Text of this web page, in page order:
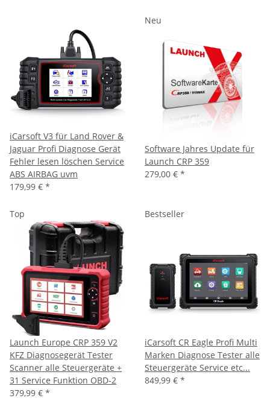
iCarsoft V3 für Land Rover &
Jaguar Profi Diagnose Gerät
Fehler lesen löschen Service
ABS AIRBAG uvm
179,99 € *
Neu
Software Jahres Update für
Launch CRP 359
279,00 € *
Top
Launch Europe CRP 359 V2
KFZ Diagnosegerät Tester
Scanner alle Steuergeräte +
31 Service Funktion OBD-2
379,99 € *
Bestseller
iCarsoft CR Eagle Profi Multi
Marken Diagnose Tester alle
Steuergeräte Service etc...
849,99 € *